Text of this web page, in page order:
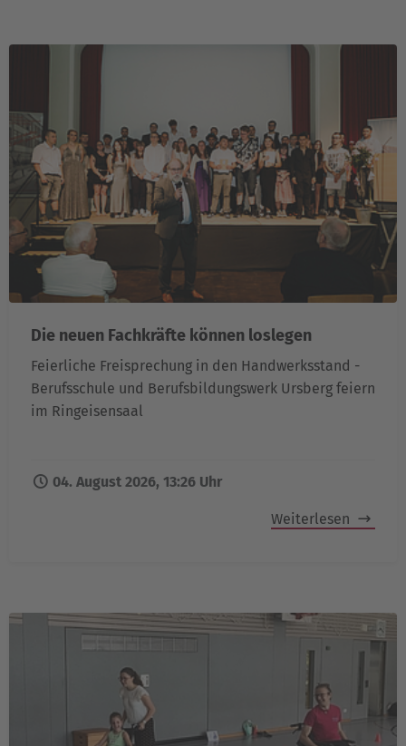
Die neuen Fachkräfte können loslegen
Feierliche Freisprechung in den Handwerksstand -
Berufsschule und Berufsbildungswerk Ursberg feiern
im Ringeisensaal
04. August 2026, 13:26 Uhr
Weiterlesen